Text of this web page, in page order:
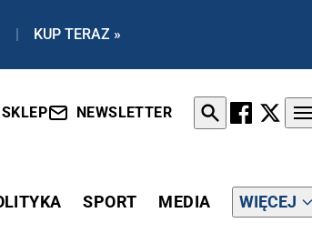
| KUP TERAZ »
SKLEP NEWSLETTER
SPORT MEDIA WIĘCEJ